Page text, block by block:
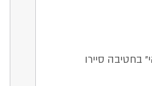
בחטיבה סיירו